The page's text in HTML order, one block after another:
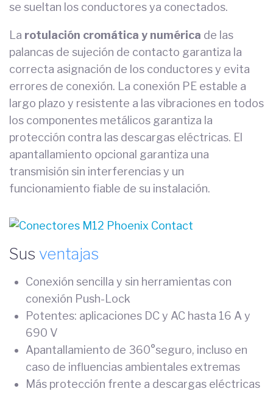
se sueltan los conductores ya conectados.
La rotulación cromática y numérica de las
palancas de sujeción de contacto garantiza la
correcta asignación de los conductores y evita
errores de conexión. La conexión PE estable a
largo plazo y resistente a las vibraciones en todos
los componentes metálicos garantiza la
protección contra las descargas eléctricas. El
apantallamiento opcional garantiza una
transmisión sin interferencias y un
funcionamiento fiable de su instalación.
Sus ventajas
Conexión sencilla y sin herramientas con
conexión Push-Lock
Potentes: aplicaciones DC y AC hasta 16 A y
690 V
Apantallamiento de 360°seguro, incluso en
caso de influencias ambientales extremas
Más protección frente a descargas eléctricas